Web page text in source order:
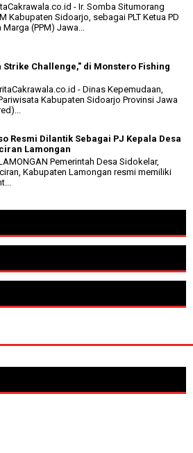
- Ir. Somba Situmorang
Kabupaten Sidoarjo, sebagai PLT Ketua PD
(PPM) Jawa...
Strike Challenge," di Monstero Fishing
- Dinas Kepemudaan,
Kabupaten Sidoarjo Provinsi Jawa
Resmi Dilantik Sebagai PJ Kepala Desa
Lamongan
Pemerintah Desa Sidokelar,
Kabupaten Lamongan resmi memiliki